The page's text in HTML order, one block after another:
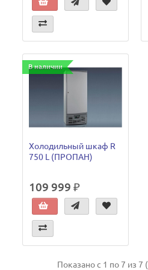
В наличии
Холодильный шкаф R
750 L (ПРОПАН)
109 999 ₽
Показано с 1 по 7 из 7